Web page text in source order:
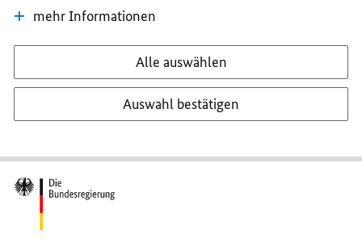
mehr Informationen
Alle auswählen
Auswahl bestätigen